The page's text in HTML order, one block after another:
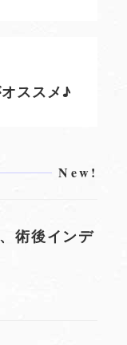
ススメ♪
New!
術後インデ